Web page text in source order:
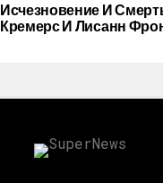
Исчезновение И
Кремерс И Лисанн